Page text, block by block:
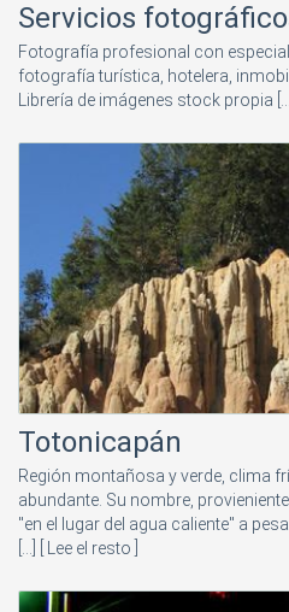
Servicios
Fotografía profesional con
fotografía turística, hotelera,
Librería de imágenes stock propia [...]
Totonicapán
Región montañosa y verde, clima
abundante. Su nombre,
"en el lugar del agua caliente" a
[ Lee el resto ]